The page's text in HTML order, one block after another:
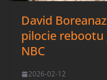
David
pilocie rebootu
NBC
2026-02-12